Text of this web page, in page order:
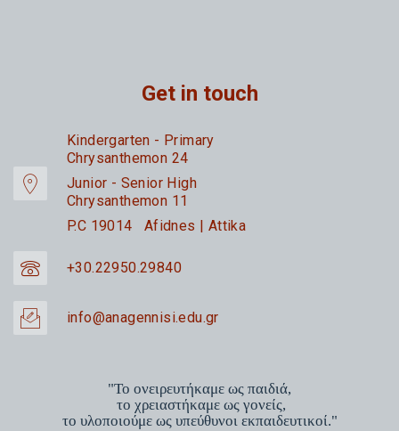
Get in touch
Kindergarten - Primary
Chrysanthemon 24
Junior - Senior High
Chrysanthemon 11
P.C 19014 Afidnes | Attika
+30.22950.29840
info@anagennisi.edu.gr
"Το ονειρευτήκαμε ως παιδιά,
το χρειαστήκαμε ως γονείς,
το υλοποιούμε ως υπεύθυνοι εκπαιδευτικοί."